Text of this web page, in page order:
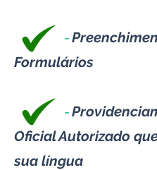
-
Formulários
-
Oficial Autorizado
sua língua